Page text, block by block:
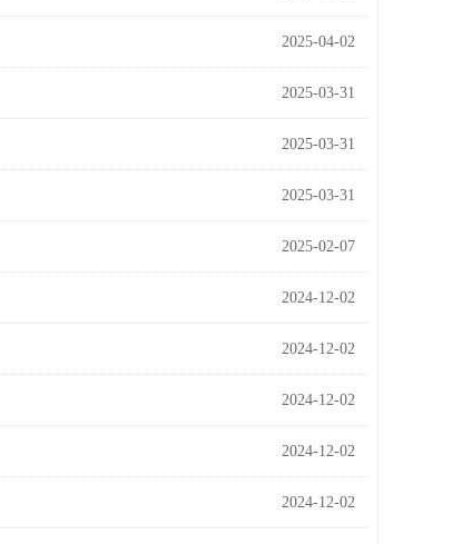
2025-04-02
2025-03-31
2025-03-31
2025-03-31
2025-02-07
2024-12-02
2024-12-02
2024-12-02
2024-12-02
2024-12-02